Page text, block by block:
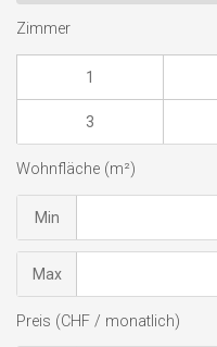
Zimmer
1
3
Wohnfläche (m²)
Min
Max
Preis (CHF / monatlich)